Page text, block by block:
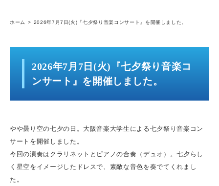
ホーム 2026年7月7日(火)『七夕祭り音楽コンサート』を開催しました。
2026年7月7日(火)『七夕祭り音楽コ
ンサート』を開催しました。
やや曇り空の七夕の日。大阪音楽大学生による七夕祭り音楽コン
サートを開催しました。
今回の演奏はクラリネットとピアノの合奏（デュオ）。七夕らし
く星空をイメージしたドレスで、素敵な音色を奏でてくれまし
た。